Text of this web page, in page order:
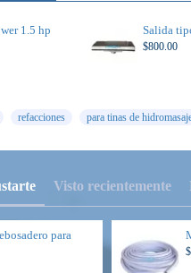
1.5 hp Salida
$800.00
refacciones para tinas de
Visto recientemente
para